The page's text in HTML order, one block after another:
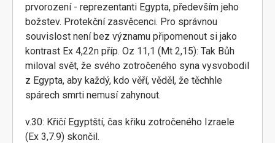
prvorození - reprezentanti Egypta, především jeho
božstev. Protekční zasvěcenci. Pro správnou
souvislost není bez významu připomenout si jako
kontrast Ex 4,22n příp. Oz 11,1 (Mt 2,15): Tak Bůh
miloval svět, že svého zotročeného syna vysvobodil
z Egypta, aby každý, kdo věří, věděl, že těchhle
spárech smrti nemusí zahynout.
v.30: Křičí Egyptští, čas křiku zotročeného Izraele
(Ex 3,7.9) skončil.